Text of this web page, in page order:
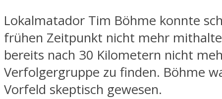
Lokalmatador Tim Böhme konnte
frühen Zeitpunkt nicht mehr
bereits nach 30 Kilometern nicht
Verfolgergruppe zu finden. Böhme
Vorfeld skeptisch gewesen.